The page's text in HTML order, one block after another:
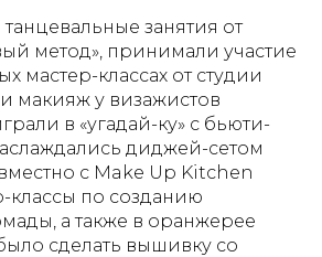
занятия от
метод», принимали участие
мастер-классах от студии
макияж у визажистов
в «угадай-ку» с бьюти-
диджей-сетом
с Make Up Kitchen
классы по созданию
а также в оранжерее
сделать вышивку со